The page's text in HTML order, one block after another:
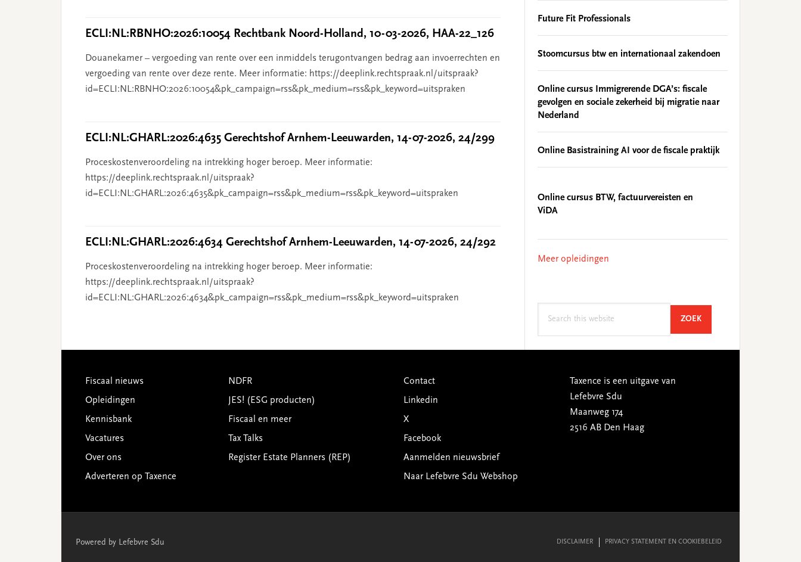
ECLI:NL:RBNHO:2026:10054 Rechtbank Noord-Holland, 10-03-2026, HAA-22_126
Douanekamer – vergoeding van rente over een inmiddels terugontvangen bedrag aan invoerrechten en
vergoeding van rente over deze rente. Meer informatie: https://deeplink.rechtspraak.nl/uitspraak?
id=ECLI:NL:RBNHO:2026:10054&pk_campaign=rss&pk_medium=rss&pk_keyword=uitspraken
ECLI:NL:GHARL:2026:4635 Gerechtshof Arnhem-Leeuwarden, 14-07-2026, 24/299
Proceskostenveroordeling na intrekking hoger beroep. Meer informatie:
https://deeplink.rechtspraak.nl/uitspraak?
id=ECLI:NL:GHARL:2026:4635&pk_campaign=rss&pk_medium=rss&pk_keyword=uitspraken
ECLI:NL:GHARL:2026:4634 Gerechtshof Arnhem-Leeuwarden, 14-07-2026, 24/292
Proceskostenveroordeling na intrekking hoger beroep. Meer informatie:
https://deeplink.rechtspraak.nl/uitspraak?
id=ECLI:NL:GHARL:2026:4634&pk_campaign=rss&pk_medium=rss&pk_keyword=uitspraken
Future Fit Professionals
Stoomcursus btw en internationaal zakendoen
Online cursus Immigrerende DGA’s: fiscale
gevolgen en sociale zekerheid bij migratie naar
Nederland
Online Basistraining AI voor de fiscale praktijk
Online cursus BTW, factuurvereisten en
ViDA
Meer opleidingen
ZOEKSEARCH
Footer
Fiscaal nieuws
Opleidingen
Kennisbank
Vacatures
Over ons
Adverteren op Taxence
NDFR
JES! (ESG producten)
Fiscaal en meer
Tax Talks
Register Estate Planners (REP)
Contact
Linkedin
X
Facebook
Aanmelden nieuwsbrief
Naar Lefebvre Sdu Webshop
Taxence is een uitgave van
Lefebvre Sdu
Maanweg 174
2516 AB Den Haag
Powered by Lefebvre Sdu DISCLAIMER PRIVACY STATEMENT EN COOKIEBELEID